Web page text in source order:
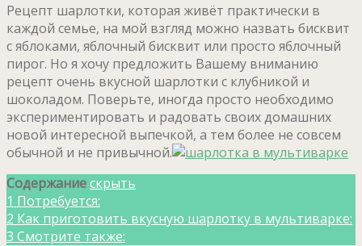
Рецепт шарлотки, которая живёт практически в
каждой семье, на мой взгляд можно назвать бисквит
с яблоками, яблочный бисквит или просто яблочный
пирог. Но я хочу предложить Вашему вниманию
рецепт очень вкусной шарлотки с клубникой и
шоколадом. Поверьте, иногда просто необходимо
экспериментировать и радовать своих домашних
новой интересной выпечкой, а тем более не совсем
обычной и не привычной.
Содержаниескрыть
1 Потребуется:
2 Как приготовить вкусную шарлотку в мультиварке:
3 Смотрите также: